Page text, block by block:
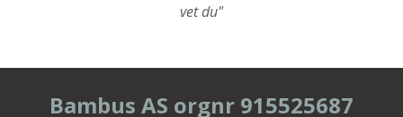
vet du"
Bambus AS orgnr 915525687